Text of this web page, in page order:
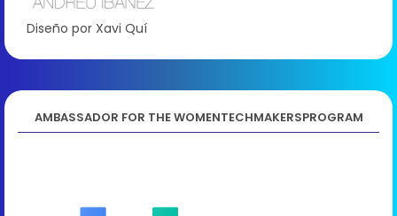
Diseño por Xavi Quí
AMBASSADOR FOR THE WOMENTECHMAKERSPROGRAM